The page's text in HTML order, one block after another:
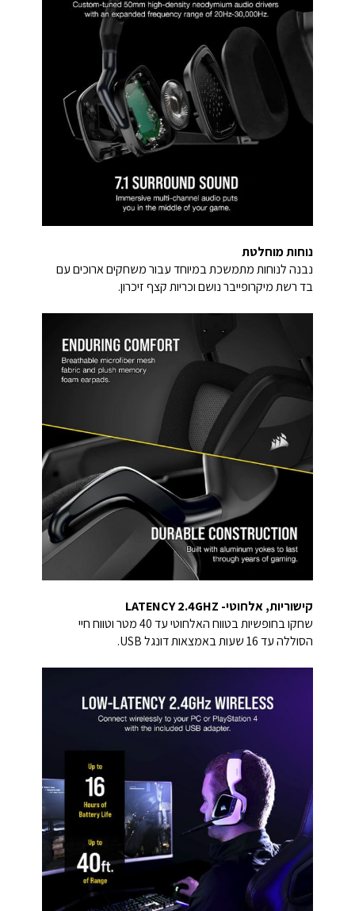
נוחות מוחלטת
נבנה לנוחות מתמשכת במיוחד עבור משחקים ארוכים עם
בד רשת מיקרופייבר נושם וכריות קצף זיכרון.
קישוריות, אלחוטי- LATENCY 2.4GHZ
שחקו בחופשיות בטווח האלחוטי עד 40 מטר וטווח חיי
הסוללה עד 16 שעות באמצאות דונגל USB.